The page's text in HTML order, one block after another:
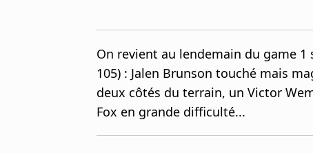
Gérer les notifications
Contactez nous
On revient au lendemain du game 1
105) : Jalen Brunson touché mais
deux côtés du terrain, un Victor
Fox en grande difficulté...